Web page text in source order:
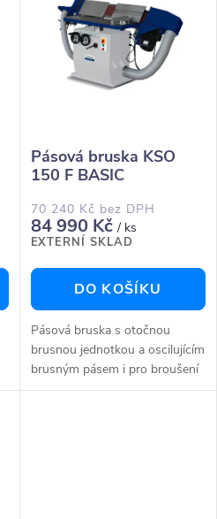
Pásová bruska KSO
150 F BASIC
70 240 Kč bez DPH
84 990 Kč/ ks
EXTERNÍ SKLAD
DO KOŠÍKU
Pásová bruska s otočnou
brusnou jednotkou a oscilujícím
brusným pásem i pro broušení
dýhy Robustní stojan stroje